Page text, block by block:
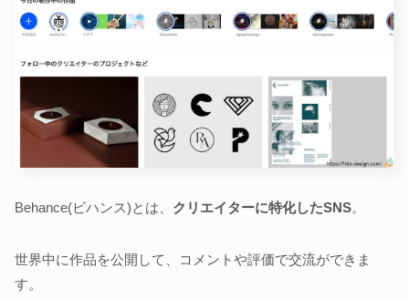
Behance(ビハンス)とは、 クリエイターに特化したSNS。
世界中に作品を公開して、コメントや評価で交流ができま
す。